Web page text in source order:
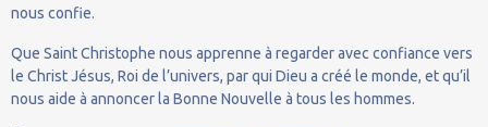
nous confie.
Que Saint Christophe nous apprenne à regarder avec confiance vers
le Christ Jésus, Roi de l’univers, par qui Dieu a créé le monde, et qu’il
nous aide à annoncer la Bonne Nouvelle à tous les hommes.